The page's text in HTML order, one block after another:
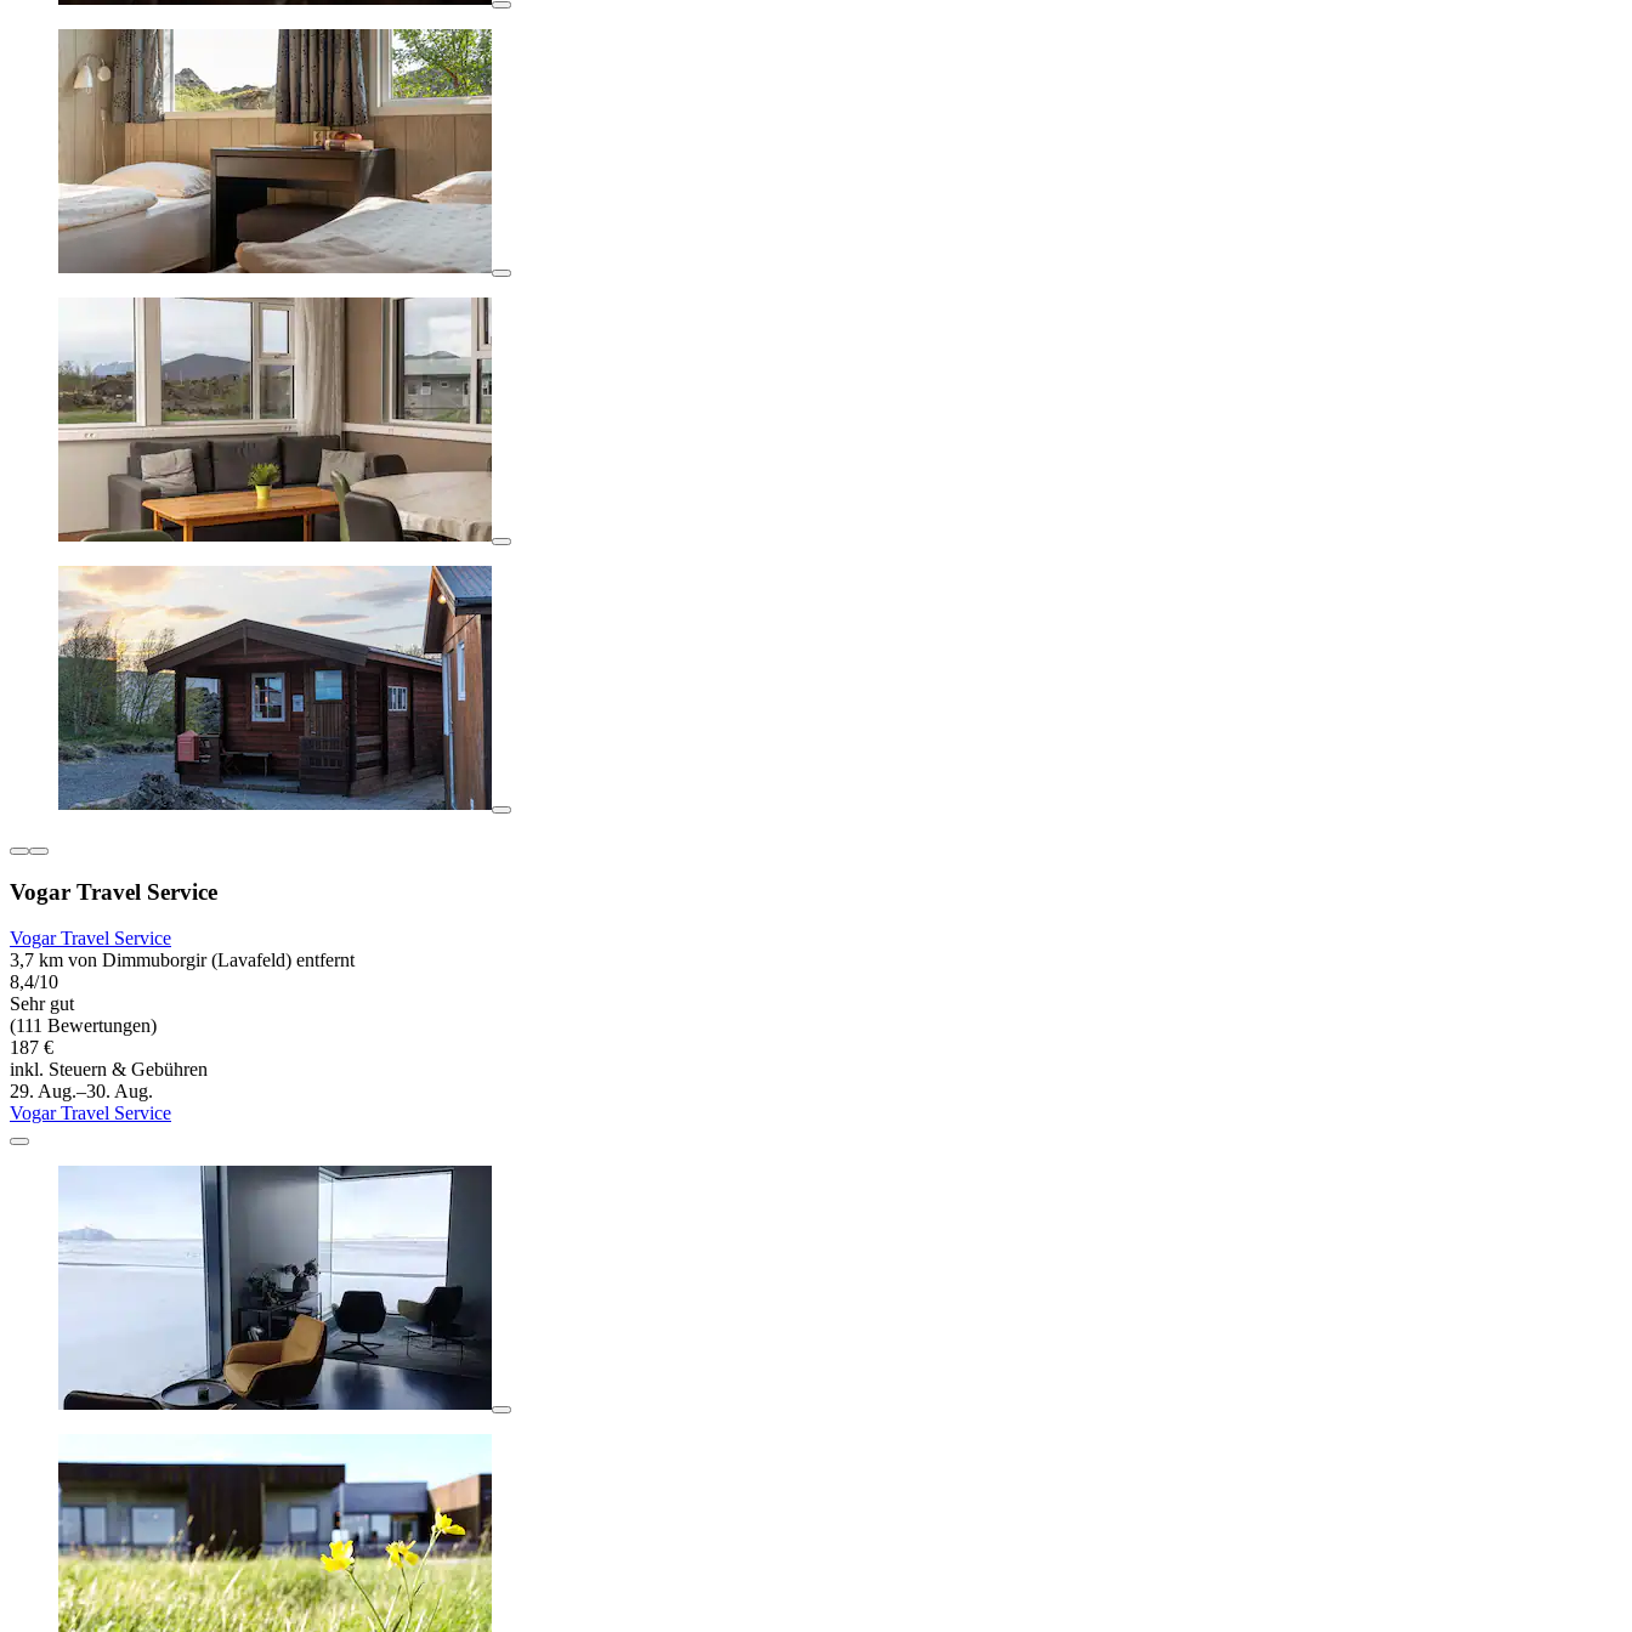
Vogar Travel Service
Vogar Travel Service
3,7 km von Dimmuborgir (Lavafeld) entfernt
8,4/10
Sehr gut
(111 Bewertungen)
187 €
inkl. Steuern & Gebühren
29. Aug.–30. Aug.
Vogar Travel Service